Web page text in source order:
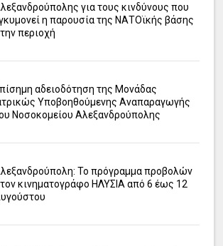
για τους κινδύνους που
η παρουσία της ΝΑΤΟϊκής βάσης
περιοχή
αδειοδότηση της Μονάδας
Υποβοηθούμενης Αναπαραγωγής
Νοσοκομείου Αλεξανδρούπολης
Το πρόγραμμα προβολών
κινηματογράφο ΗΛΥΣΙΑ από 6 έως 12